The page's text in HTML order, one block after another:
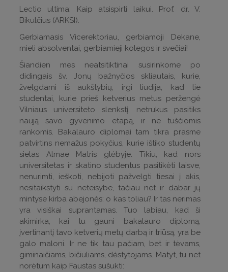
Lectio ultima: Kaip atsispirti laikui. Prof. dr. V.
Bikulčius (ARKSI).
Gerbiamasis Vicerektoriau, gerbiamoji Dekane,
mieli absolventai, gerbiamieji kolegos ir svečiai!
Šiandien mes neatsitiktinai susirinkome po
didingais šv. Jonų bažnyčios skliautais, kurie,
žvelgdami iš aukštybių, irgi liudija, kad tie
studentai, kurie prieš ketverius metus peržengė
Vilniaus universiteto slenkstį, netrukus pasitiks
naują savo gyvenimo etapą, ir ne tuščiomis
rankomis. Bakalauro diplomai tam tikra prasme
patvirtins nemažus pokyčius, kurie ištiko studentų
sielas Almae Matris glėbyje. Tikiu, kad nors
universitetas ir skatino studentus pasitikėti laisve,
nenurimti, ieškoti, nebijoti pažvelgti tiesai į akis,
nesitaikstyti su neteisybe, tačiau net ir dabar jų
mintyse kirba abejonės: o kas toliau? Ir tas nerimas
yra visiškai suprantamas. Tuo labiau, kad ši
akimirka, kai tu gauni bakalauro diplomą,
įvertinantį tavo ketverių metų darbą ir triūsą, yra be
galo maloni. Ir ne tik tau pačiam, bet ir tėvams,
giminaičiams, bičiuliams, dėstytojams. Matyt, tu net
norėtum kaip Faustas sušukti: